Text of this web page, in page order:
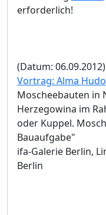
erforderlich!
(Datum: 06.09.2012)
Vortrag: Alma
Moscheebauten in
Herzegowina im
oder Kuppel.
Bauaufgabe"
ifa-Galerie Berlin,
Berlin